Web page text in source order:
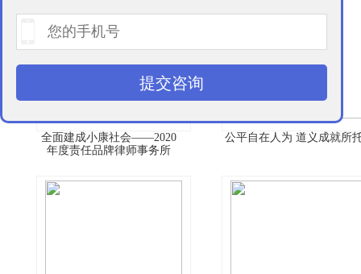
全面建成小康社会——2020
年度责任品牌律师事务所
公平自在人为 道义成就所
提交咨询